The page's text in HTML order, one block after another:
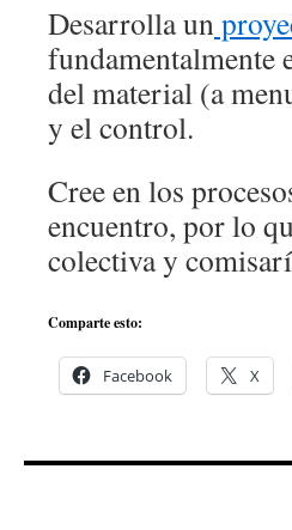
Desarrolla un
fundamentalmente
del material (a
y el control.
Cree en los
encuentro, por lo
colectiva y
Comparte esto:
Facebook X